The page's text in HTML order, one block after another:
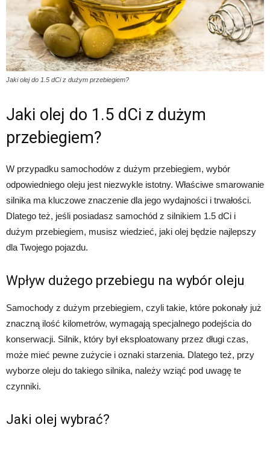
Jaki olej do 1.5 dCi z dużym przebiegiem?
Jaki olej do 1.5 dCi z dużym
przebiegiem?
W przypadku samochodów z dużym przebiegiem, wybór
odpowiedniego oleju jest niezwykle istotny. Właściwe smarowanie
silnika ma kluczowe znaczenie dla jego wydajności i trwałości.
Dlatego też, jeśli posiadasz samochód z silnikiem 1.5 dCi i
dużym przebiegiem, musisz wiedzieć, jaki olej będzie najlepszy
dla Twojego pojazdu.
Wpływ dużego przebiegu na wybór oleju
Samochody z dużym przebiegiem, czyli takie, które pokonały już
znaczną ilość kilometrów, wymagają specjalnego podejścia do
konserwacji. Silnik, który był eksploatowany przez długi czas,
może mieć pewne zużycie i oznaki starzenia. Dlatego też, przy
wyborze oleju do takiego silnika, należy wziąć pod uwagę te
czynniki.
Jaki olej wybrać?